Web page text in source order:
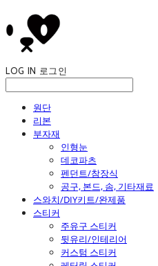
LOG IN 로그인
원단
리본
부자재
인형눈
데코파츠
펜던트/참장식
공구, 본드, 솜, 기타재료
스와치/DIY키트/완제품
스티커
주유구 스티커
뒷유리/인테리어
커스텀 스티커